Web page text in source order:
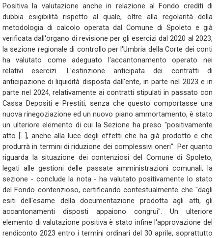
Positiva la valutazione anche in relazione al Fondo crediti di
dubbia esigibilità rispetto al quale, oltre alla regolarità della
metodologia di calcolo operata dal Comune di Spoleto e già
verificata dall'organo di revisione per gli esercizi dal 2020 al 2023,
la sezione regionale di controllo per l'Umbria della Corte dei conti
ha valutato come adeguato l'accantonamento operato nei
relativi esercizi. L'estinzione anticipata dei contratti di
anticipazione di liquidità disposta dall'ente, in parte nel 2023 e in
parte nel 2024, relativamente ai contratti stipulati in passato con
Cassa Depositi e Prestiti, senza che questo comportasse una
nuova rinegoziazione ed un nuovo piano ammortamento, è stato
un ulteriore elemento di cui la Sezione ha preso "positivamente
atto [...], anche alla luce degli effetti che ha già prodotto e che
produrrà in termini di riduzione dei complessivi oneri". Per quanto
riguarda la situazione dei contenziosi del Comune di Spoleto,
legati alle gestioni delle passate amministrazioni comunali, la
sezione - conclude la nota - ha valutato positivamente lo stato
del Fondo contenzioso, certificando contestualmente che "dagli
esiti dell'esame della documentazione prodotta agli atti, gli
accantonamenti disposti appaiono congrui". Un ulteriore
elemento di valutazione positiva è stato infine l'approvazione del
rendiconto 2023 entro i termini ordinari del 30 aprile, soprattutto